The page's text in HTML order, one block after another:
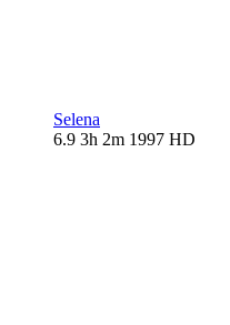
Selena
6.9 3h 2m 1997 HD